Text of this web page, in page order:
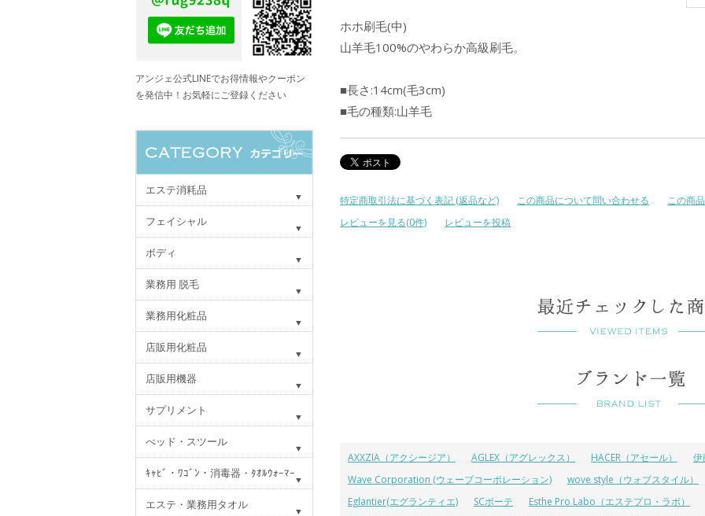
ホホ刷毛(中)
山羊毛100%のやわらか高級刷毛。
■長さ:14cm(毛3cm)
■毛の種類:山羊毛
特定商取引法に基づく表記 (返品など) この商品について問い合わせる この商
レビューを見る(0件)
レビューを投稿
AXXZIA（アクシージア） AGLEX（アグレックス） HACER（アセール）
伊
Wave Corporation (ウェーブコーポレーション)
wove style（ウォブスタイル）
Eglantier(エグランティエ)
SCボーテ Esthe Pro Labo（エステプロ・ラボ）
アンジェ公式LINEでお得情報やクーポン
を発信中！お気軽にご登録ください
エステ消耗品
フェイシャル
ボディ
業務用 脱毛
業務用化粧品
店販用化粧品
店販用機器
サプリメント
べッド・スツール
ｷｬﾋﾞ・ﾜｺﾞﾝ・消毒器・ﾀｵﾙｳｫｰﾏｰ
エステ・業務用タオル